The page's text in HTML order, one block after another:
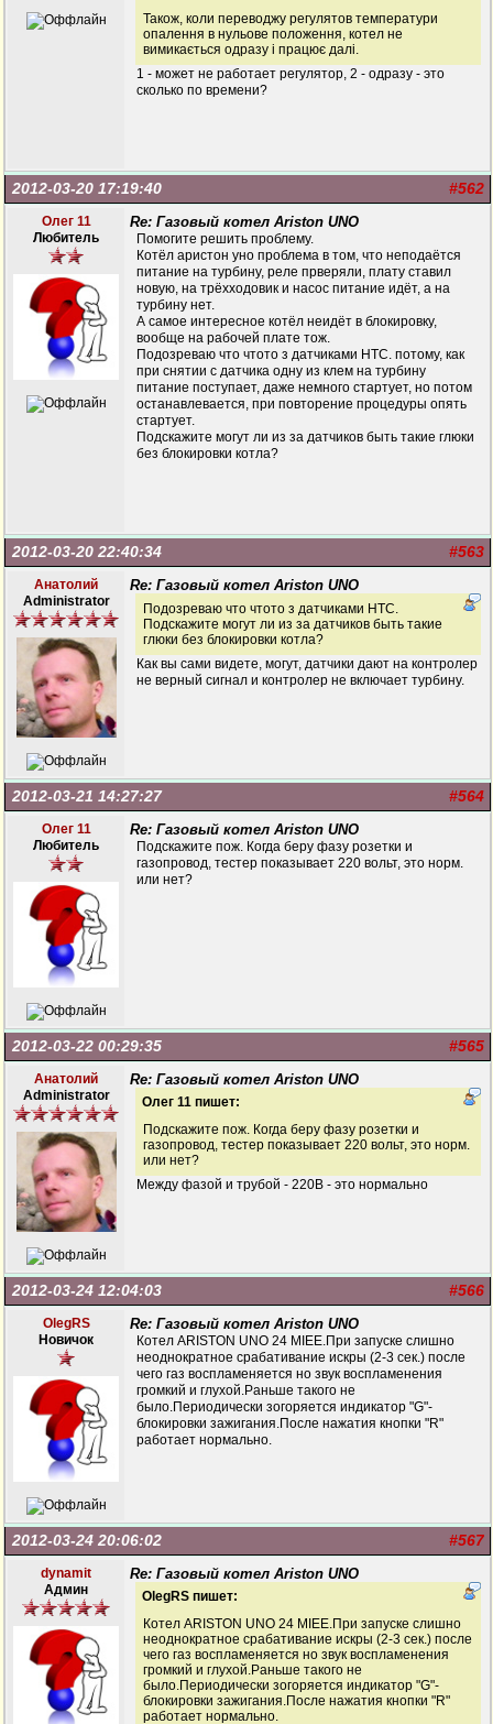
Також, коли переводжу регулятов температури
опалення в нульове положення, котел не
вимикається одразу і працює далі.
1 - может не работает регулятор, 2 - одразу - это
сколько по времени?
#562
2012-03-20 17:19:40
Олег 11
Любитель
Re: Газовый котел Ariston UNO
Помогите решить проблему.
Котёл аристон уно проблема в том, что неподаётся
питание на турбину, реле прверяли, плату ставил
новую, на трёхходовик и насос питание идёт, а на
турбину нет.
А самое интересное котёл неидёт в блокировку,
вообще на рабочей плате тож.
Подозреваю что чтото з датчиками НТС. потому, как
при снятии с датчика одну из клем на турбину
питание поступает, даже немного стартует, но потом
останавлевается, при повторение процедуры опять
стартует.
Подскажите могут ли из за датчиков быть такие глюки
без блокировки котла?
#563
2012-03-20 22:40:34
Анатолий
Administrator
Re: Газовый котел Ariston UNO
Подозреваю что чтото з датчиками НТС.
Подскажите могут ли из за датчиков быть такие
глюки без блокировки котла?
Как вы сами видете, могут, датчики дают на контролер
не верный сигнал и контролер не включает турбину.
#564
2012-03-21 14:27:27
Олег 11
Любитель
Re: Газовый котел Ariston UNO
Подскажите пож. Когда беру фазу розетки и
газопровод, тестер показывает 220 вольт, это норм.
или нет?
#565
2012-03-22 00:29:35
Анатолий
Administrator
Re: Газовый котел Ariston UNO
Олег 11 пишет:
Подскажите пож. Когда беру фазу розетки и
газопровод, тестер показывает 220 вольт, это норм.
или нет?
Между фазой и трубой - 220В - это нормально
#566
2012-03-24 12:04:03
OlegRS
Новичок
Re: Газовый котел Ariston UNO
Котел ARISTON UNO 24 MIEE.При запуске слишно
неоднократное срабативание искры (2-3 сек.) после
чего газ воспламеняется но звук воспламенения
громкий и глухой.Раньше такого не
было.Периодически зогоряется индикатор "G"-
блокировки зажигания.После нажатия кнопки "R"
работает нормально.
#567
2012-03-24 20:06:02
dynamit
Админ
Re: Газовый котел Ariston UNO
OlegRS пишет:
Котел ARISTON UNO 24 MIEE.При запуске слишно
неоднократное срабативание искры (2-3 сек.) после
чего газ воспламеняется но звук воспламенения
громкий и глухой.Раньше такого не
было.Периодически зогоряется индикатор "G"-
блокировки зажигания.После нажатия кнопки "R"
работает нормально.